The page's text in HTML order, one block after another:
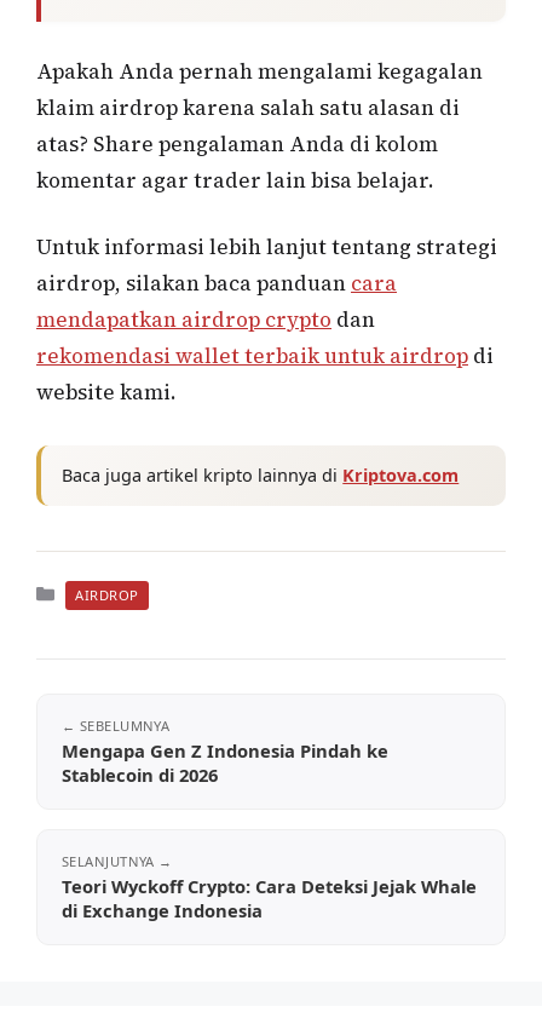
Apakah Anda pernah mengalami kegagalan
klaim airdrop karena salah satu alasan di
atas? Share pengalaman Anda di kolom
komentar agar trader lain bisa belajar.
Untuk informasi lebih lanjut tentang strategi
airdrop, silakan baca panduan cara
mendapatkan airdrop crypto dan
rekomendasi wallet terbaik untuk airdrop di
website kami.
Baca juga artikel kripto lainnya di Kriptova.com
Kategori
AIRDROP
Mengapa Gen Z Indonesia Pindah ke
Stablecoin di 2026
Teori Wyckoff Crypto: Cara Deteksi Jejak Whale
di Exchange Indonesia